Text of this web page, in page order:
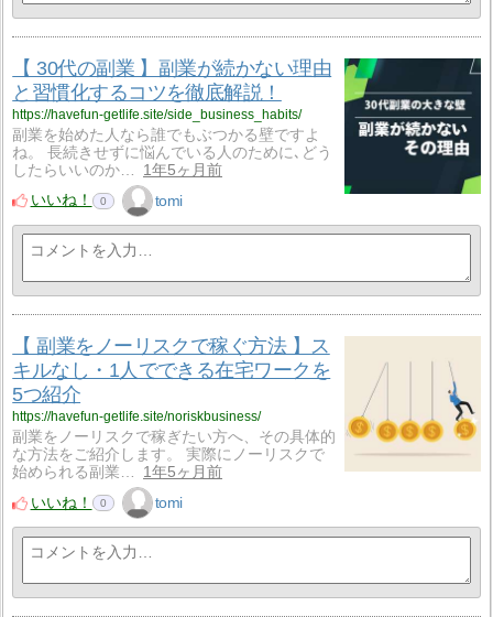
【 30代の副業 】副業が続かない理由
と習慣化するコツを徹底解説！
https://havefun-getlife.site/side_business_habits/
副業を始めた人なら誰でもぶつかる壁ですよ
ね。 長続きせずに悩んでいる人のために､どう
したらいいのか…
1年5ヶ月前
いいね！
0 tomi
【 副業をノーリスクで稼ぐ方法 】ス
キルなし・1人でできる在宅ワークを
5つ紹介
https://havefun-getlife.site/noriskbusiness/
副業をノーリスクで稼ぎたい方へ、その具体的
な方法をご紹介します。 実際にノーリスクで
始められる副業…
1年5ヶ月前
いいね！
0 tomi